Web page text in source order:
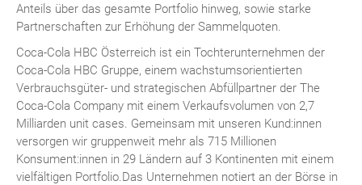
Anteils über das gesamte Portfolio hinweg, sowie starke
Partnerschaften zur Erhöhung der Sammelquoten.
Coca-Cola HBC Österreich ist ein Tochterunternehmen der
Coca-Cola HBC Gruppe, einem wachstumsorientierten
Verbrauchsgüter- und strategischen Abfüllpartner der The
Coca-Cola Company mit einem Verkaufsvolumen von 2,7
Milliarden unit cases. Gemeinsam mit unseren Kund:innen
versorgen wir gruppenweit mehr als 715 Millionen
Konsument:innen in 29 Ländern auf 3 Kontinenten mit einem
vielfältigen Portfolio.Das Unternehmen notiert an der Börse in